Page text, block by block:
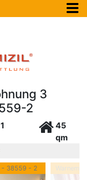
3
2
1
45
qm
- 38559 - 2